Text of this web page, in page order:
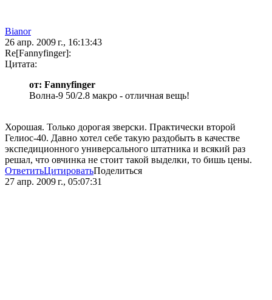
Bianor
26 апр. 2009 г., 16:13:43
Re[Fannyfinger]:
Цитата:
от: Fannyfinger
Волна-9 50/2.8 макро - отличная вещь!
Хорошая. Только дорогая зверски. Практически второй
Гелиос-40. Давно хотел себе такую раздобыть в качестве
экспедиционного универсального штатника и всякий раз
решал, что овчинка не стоит такой выделки, то бишь цены.
ОтветитьЦитироватьПоделиться
27 апр. 2009 г., 05:07:31